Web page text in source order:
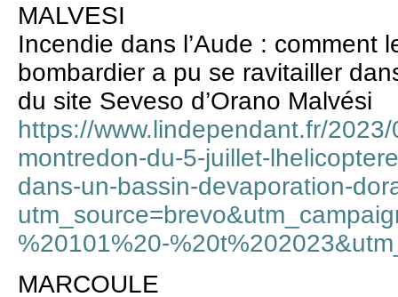
MALVESI
Incendie dans l’Aude : comment
bombardier a pu se ravitailler
du site Seveso d’Orano Malvési
https://www.lindependant.fr/
montredon-du-5-juillet-
dans-un-bassin-devaporation-
%20101%20-
MARCOULE